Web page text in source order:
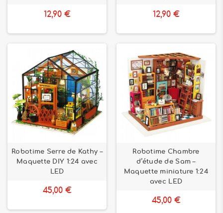
12,90 € 12,90 €
Robotime Serre de Kathy –
Maquette DIY 1:24 avec
LED
45,00 €
Robotime Chambre
d’étude de Sam –
Maquette miniature 1:24
avec LED
45,00 €